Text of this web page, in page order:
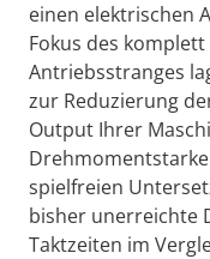
einen elektrischen
Fokus des
Antriebsstranges
zur Reduzierung
Output Ihrer
spielfreien
bisher unerreichte
Taktzeiten im